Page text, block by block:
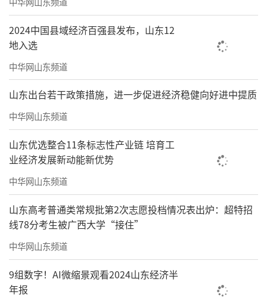
2024中国县域经济百强县发布，山东12
地入选
中华网山东频道
山东出台若干政策措施，进一步促进经济稳健向好进中提质
中华网山东频道
山东优选整合11条标志性产业链 培育工
业经济发展新动能新优势
中华网山东频道
山东高考普通类常规批第2次志愿投档情况表出炉：超特招
线78分考生被广西大学“接住”
中华网山东频道
9组数字！AI微缩景观看2024山东经济半
年报